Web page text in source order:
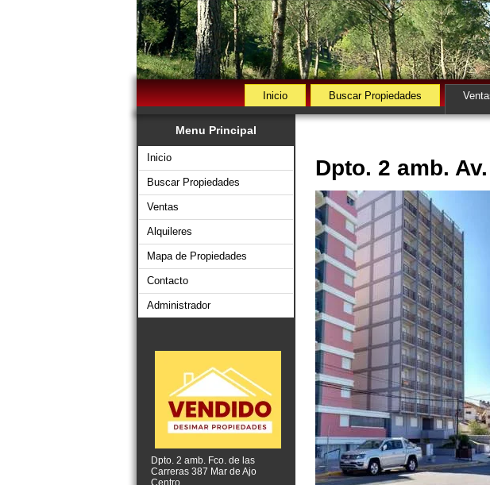
Inicio Buscar Propiedades
Menu Principal
Inicio
Buscar Propiedades
Ventas
Alquileres
Mapa de Propiedades
Contacto
Administrador
Dpto. 2 amb. Fco. de las
Carreras 387 Mar de Ajo
Centro
Dpto. 2 amb.